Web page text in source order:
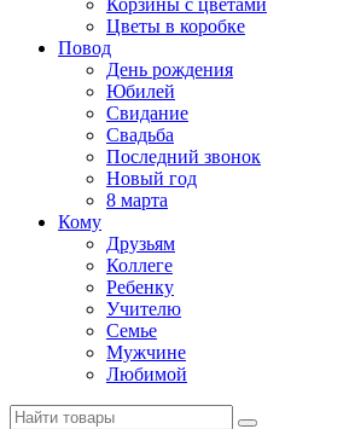
Корзины с цветами
Цветы в коробке
Повод
День рождения
Юбилей
Свидание
Свадьба
Последний звонок
Новый год
8 марта
Кому
Друзьям
Коллеге
Ребенку
Учителю
Семье
Мужчине
Любимой